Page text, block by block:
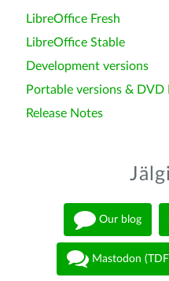
LibreOffice Fresh
LibreOffice Stable
Development versions
Portable versions & DVD
Release Notes
Our blog
Mastodon